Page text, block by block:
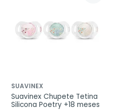
SUAVINEX
Suavinex Chupete Tetina
Silicona Poetry +18 meses